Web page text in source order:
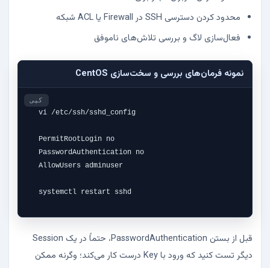
محدود کردن دسترسی SSH در Firewall یا ACL شبکه
فعال‌سازی لاگ و بررسی تلاش‌های ناموفق
نمونه فرمان‌های بررسی و سخت‌سازی CentOS
vi /etc/ssh/sshd_config
PermitRootLogin no
PasswordAuthentication no
AllowUsers adminuser
systemctl restart sshd
کپی
قبل از بستن PasswordAuthentication، حتماً در یک Session
دیگر تست کنید که ورود با Key درست کار می‌کند؛ وگرنه ممکن